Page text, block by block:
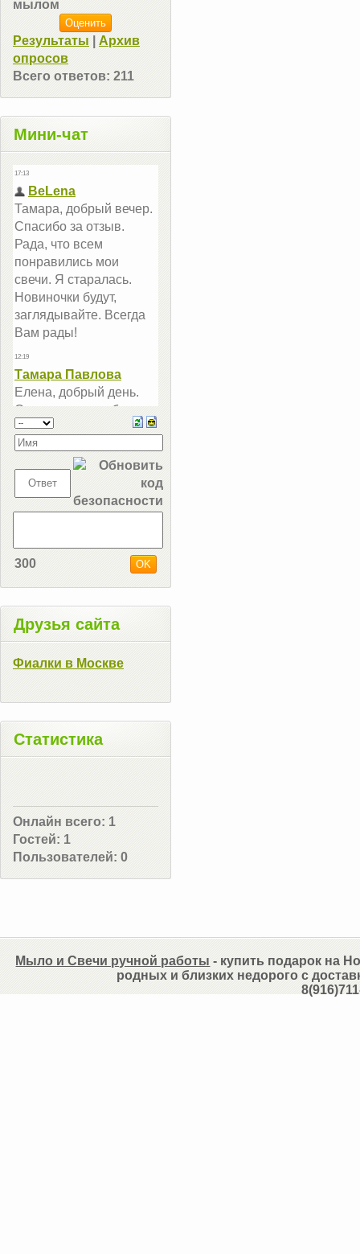
мылом
Результаты
Архив
опросов
Всего ответов: 211
Мини-чат
300
Друзья сайта
Фиалки в Москве
Статистика
Онлайн всего: 1
Гостей: 1
Пользователей: 0
Мыло и Свечи ручной работы - купить подарок на
родных и близких недорого с